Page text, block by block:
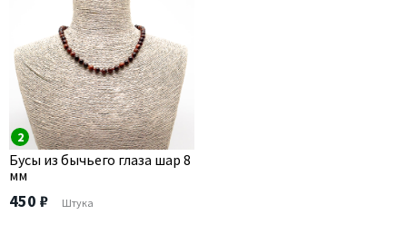
2
Бусы из бычьего глаза шар 8
мм
450 ₽ Штука